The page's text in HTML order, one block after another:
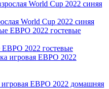
World Cup 2022 синяя
ЕВРО 2022 гостевые
ЕВРО 2022 домашняя